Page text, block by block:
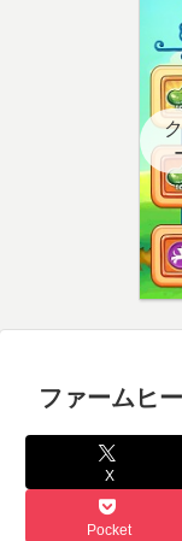
ファームヒ
X
Pocket